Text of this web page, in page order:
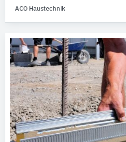
ACO Haustechnik